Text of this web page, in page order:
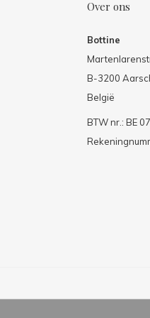
Over ons
Bottine
B-3200
België
BTW nr.: BE